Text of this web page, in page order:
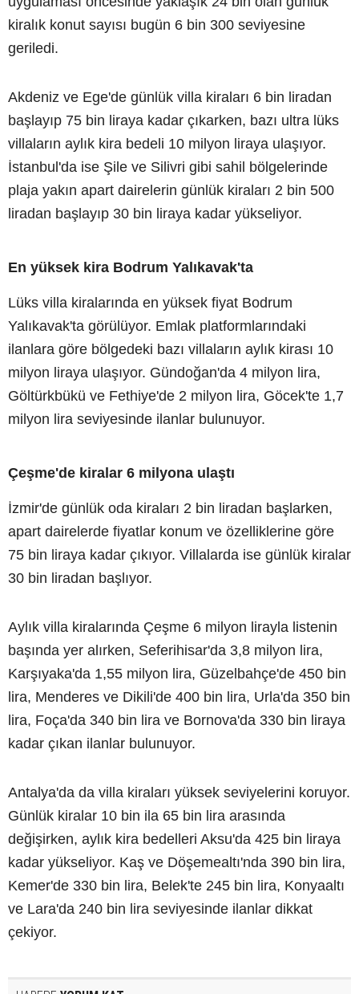
kiralık konut sayısı bugün 6 bin 300 seviyesine
geriledi.
Akdeniz ve Ege'de günlük villa kiraları 6 bin liradan
başlayıp 75 bin liraya kadar çıkarken, bazı ultra lüks
villaların aylık kira bedeli 10 milyon liraya ulaşıyor.
İstanbul'da ise Şile ve Silivri gibi sahil bölgelerinde
plaja yakın apart dairelerin günlük kiraları 2 bin 500
liradan başlayıp 30 bin liraya kadar yükseliyor.
En yüksek kira Bodrum Yalıkavak'ta
Lüks villa kiralarında en yüksek fiyat Bodrum
Yalıkavak'ta görülüyor. Emlak platformlarındaki
ilanlara göre bölgedeki bazı villaların aylık kirası 10
milyon liraya ulaşıyor. Gündoğan'da 4 milyon lira,
Göltürkbükü ve Fethiye'de 2 milyon lira, Göcek'te 1,7
milyon lira seviyesinde ilanlar bulunuyor.
Çeşme'de kiralar 6 milyona ulaştı
İzmir'de günlük oda kiraları 2 bin liradan başlarken,
apart dairelerde fiyatlar konum ve özelliklerine göre
75 bin liraya kadar çıkıyor. Villalarda ise günlük kiralar
30 bin liradan başlıyor.
Aylık villa kiralarında Çeşme 6 milyon lirayla listenin
başında yer alırken, Seferihisar'da 3,8 milyon lira,
Karşıyaka'da 1,55 milyon lira, Güzelbahçe'de 450 bin
lira, Menderes ve Dikili'de 400 bin lira, Urla'da 350 bin
lira, Foça'da 340 bin lira ve Bornova'da 330 bin liraya
kadar çıkan ilanlar bulunuyor.
Antalya'da da villa kiraları yüksek seviyelerini koruyor.
Günlük kiralar 10 bin ila 65 bin lira arasında
değişirken, aylık kira bedelleri Aksu'da 425 bin liraya
kadar yükseliyor. Kaş ve Döşemealtı'nda 390 bin lira,
Kemer'de 330 bin lira, Belek'te 245 bin lira, Konyaaltı
ve Lara'da 240 bin lira seviyesinde ilanlar dikkat
çekiyor.